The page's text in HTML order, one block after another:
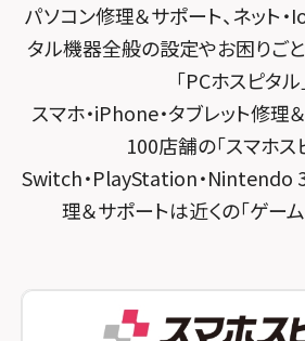
スマホスピタル 大森
スマホスピタル練馬
スマホスピタル 神田
スマホスピタル三軒茶屋
スマホスピタル秋葉原
スマホスピタル 自由が丘
スマホスピタル宇治槙島
スマホスピタル烏丸
スマホスピタル 京都宇治
スマホスピタル 福知山
スマホスピタル神戸三宮
スマホスピタル by デジホ 姫
パソコン修理＆サポート、ネット
タル機器全般の設定やお困りご
「PCホスピタル
スマホ・iPhone・タブレット修
100店舗の「スマホス
Switch・PlayStation・Nintendo
理＆サポートは近くの「ゲー